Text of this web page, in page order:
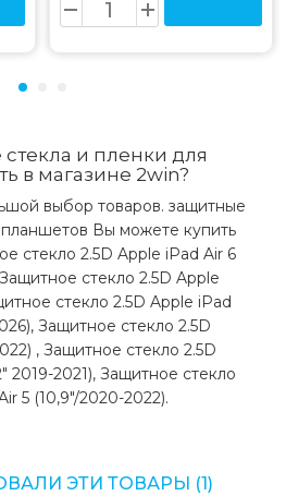
и пленки для
в магазине 2win?
выбор товаров. защитные
Вы можете купить
стекло 2.5D Apple iPad Air 6
стекло 2.5D Apple
стекло 2.5D Apple iPad
Защитное стекло 2.5D
, Защитное стекло 2.5D
2019-2021), Защитное стекло
5 (10,9"/2020-2022).
ЭТИ ТОВАРЫ (1)